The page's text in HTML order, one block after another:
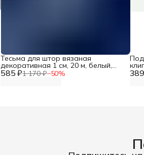
585 ₽1 170 ₽−50%
Тесьма для штор вязаная
декоративная 1 см, 20 м, белый,
Красная лента шт,